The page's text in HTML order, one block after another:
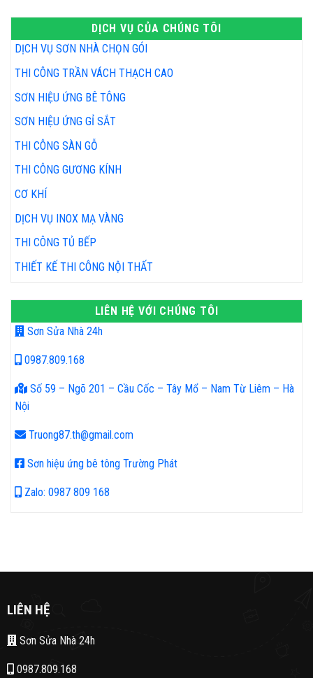
DỊCH VỤ CỦA CHÚNG TÔI
DỊCH VỤ SƠN NHÀ CHỌN GÓI
THI CÔNG TRẦN VÁCH THẠCH CAO
SƠN HIỆU ỨNG BÊ TÔNG
SƠN HIỆU ỨNG GỈ SẮT
THI CÔNG SÀN GỖ
THI CÔNG GƯƠNG KÍNH
CƠ KHÍ
DỊCH VỤ INOX MẠ VÀNG
THI CÔNG TỦ BẾP
THIẾT KẾ THI CÔNG NỘI THẤT
LIÊN HỆ VỚI CHÚNG TÔI
Sơn Sửa Nhà 24h
0987.809.168
Số 59 – Ngõ 201 – Cầu Cốc – Tây Mổ – Nam Từ Liêm – Hà
Nội
Truong87.th@gmail.com
Sơn hiệu ứng bê tông Trường Phát
Zalo: 0987 809 168
LIÊN HỆ
Sơn Sửa Nhà 24h
0987.809.168